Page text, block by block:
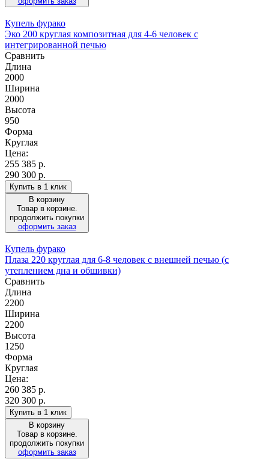
Купель фурако
Эко 200 круглая композитная для 4-6 человек с
интегрированной печью
Сравнить
Длина
2000
Ширина
2000
Высота
950
Форма
Круглая
Цена:
255 385 р.
290 300 р.
Купить в 1 клик
В корзину
Товар в корзине.
продолжить покупки
оформить заказ
Купель фурако
Плаза 220 круглая для 6-8 человек с внешней печью (с
утеплением дна и обшивки)
Сравнить
Длина
2200
Ширина
2200
Высота
1250
Форма
Круглая
Цена:
260 385 р.
320 300 р.
Купить в 1 клик
В корзину
Товар в корзине.
продолжить покупки
оформить заказ